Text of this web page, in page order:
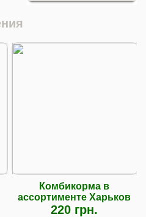
Комбикорма в
ассортименте Харьков
220 грн.